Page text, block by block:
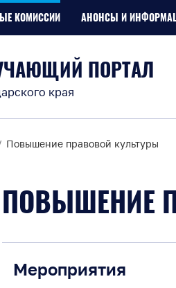
КОМИССИИ АНОНСЫ И
ПОРТАЛ
края
Повышение правовой культуры
ПОВЫШЕНИЕ
Мероприятия